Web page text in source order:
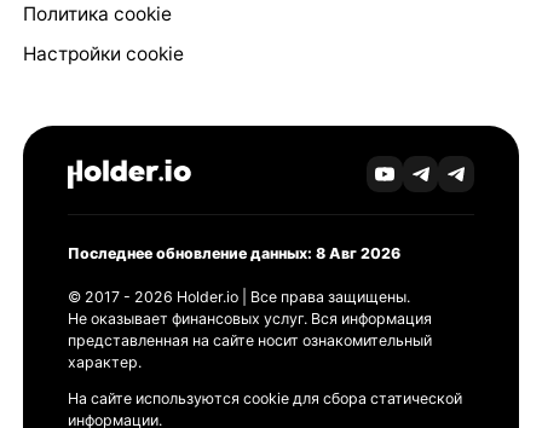
Политика cookie
Настройки cookie
Последнее обновление данных: 8 Авг 2026
© 2017 - 2026 Holder.io | Все права защищены.
Не оказывает финансовых услуг. Вся информация
представленная на сайте носит ознакомительный
характер.
На сайте используются cookie для сбора статической
информации.